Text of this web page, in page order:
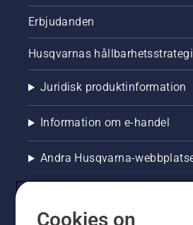
Erbjudanden
Husqvarnas hållbarhetsstrategi
Juridisk produktinformation
Information om e-handel
Andra Husqvarna-
Cookies on